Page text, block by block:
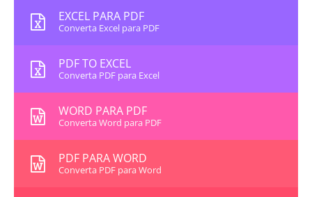
EXCEL PARA PDF
Converta Excel para PDF
PDF TO EXCEL
Converta PDF para Excel
WORD PARA PDF
Converta Word para PDF
PDF PARA WORD
Converta PDF para Word